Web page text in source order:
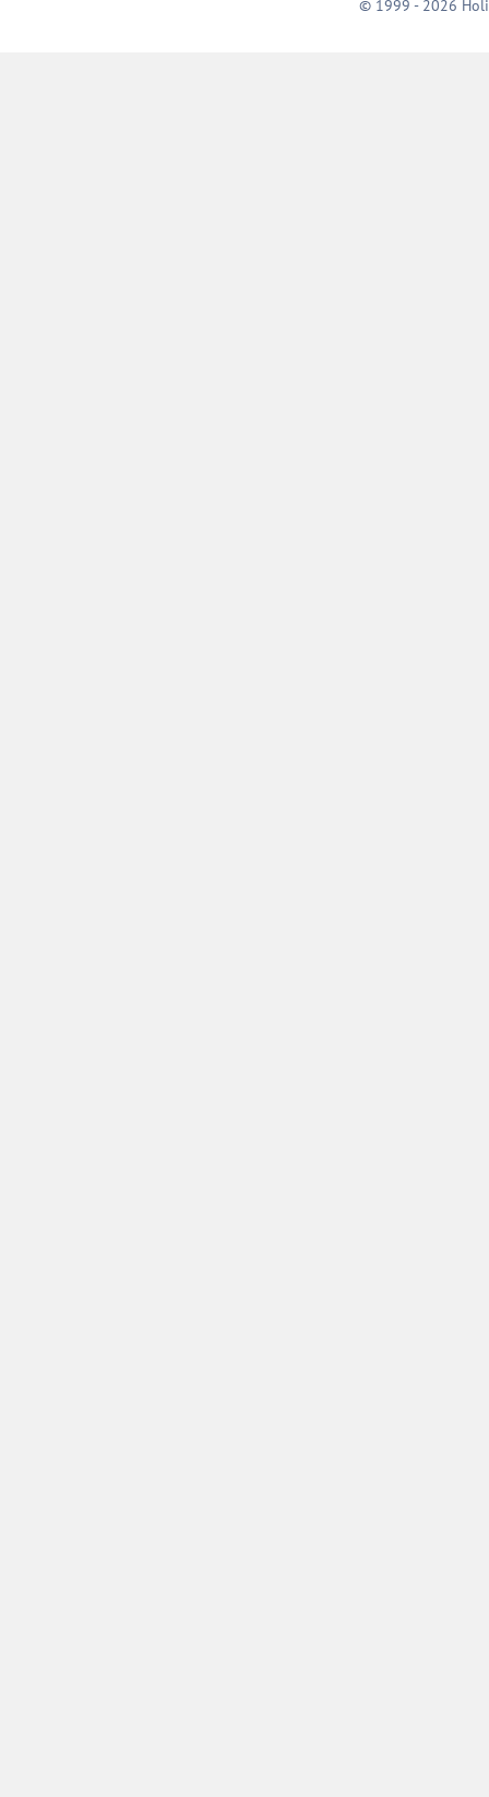
© 1999 - 2026